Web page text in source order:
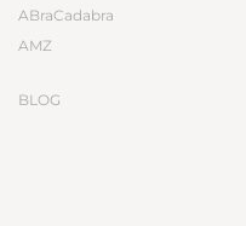
ABraCadabra
AMZ
BLOG